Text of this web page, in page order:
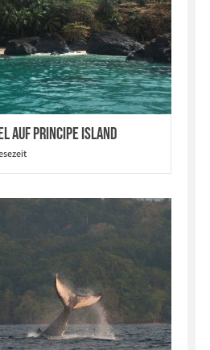
auf Principe Island